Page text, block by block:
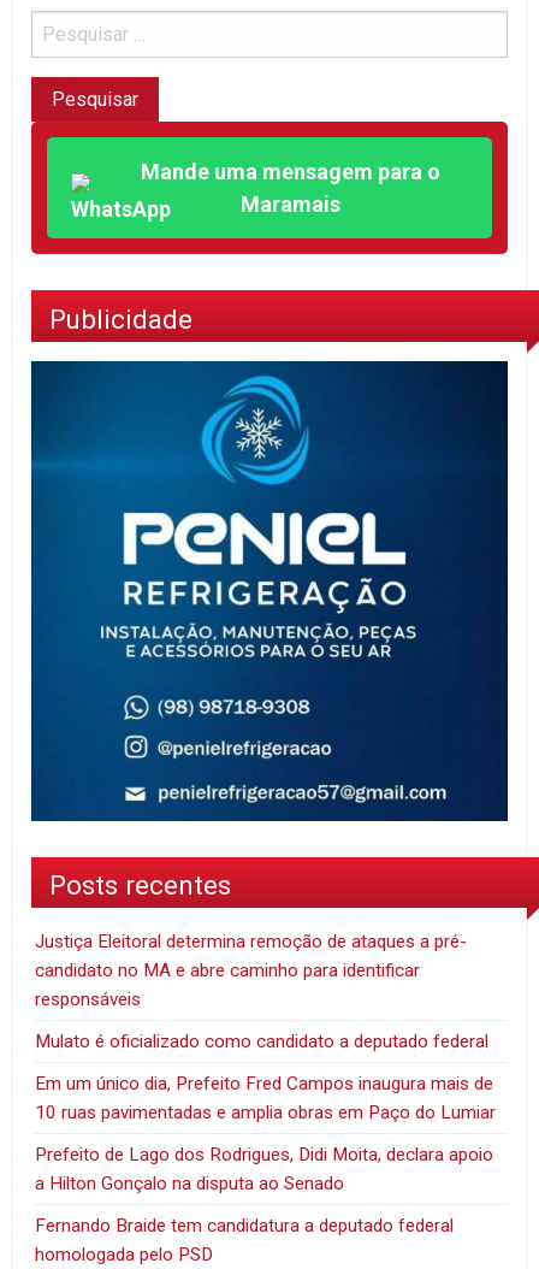
Mande uma mensagem para o
Maramais
Publicidade
Posts recentes
Justiça Eleitoral determina remoção de ataques a pré-
candidato no MA e abre caminho para identificar
responsáveis
Mulato é oficializado como candidato a deputado federal
Em um único dia, Prefeito Fred Campos inaugura mais de
10 ruas pavimentadas e amplia obras em Paço do Lumiar
Prefeito de Lago dos Rodrigues, Didi Moita, declara apoio
a Hilton Gonçalo na disputa ao Senado
Fernando Braide tem candidatura a deputado federal
homologada pelo PSD